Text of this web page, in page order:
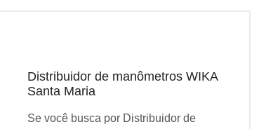
Distribuidor de manômetros WIKA
Santa Maria
Se você busca por Distribuidor de